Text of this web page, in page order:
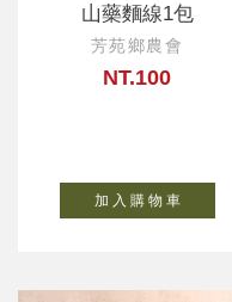
山藥麵線1包
芳苑鄉農會
NT.100
加 入 購 物 車